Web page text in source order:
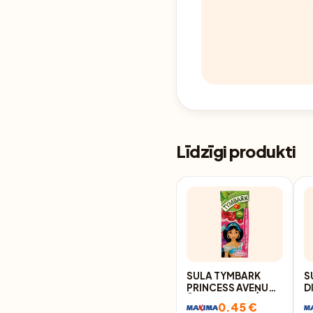
Līdzīgi produkti
SULA TYMBARK
PRINCESS AVEŅU
0.45 €